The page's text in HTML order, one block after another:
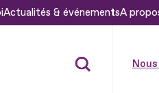
Actualités & événementsA